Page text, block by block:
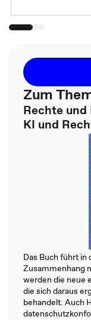
Zum
Rechte
KI und
Das Buch führt in
Zusammenhang
werden die neue
die sich daraus
behandelt. Auch